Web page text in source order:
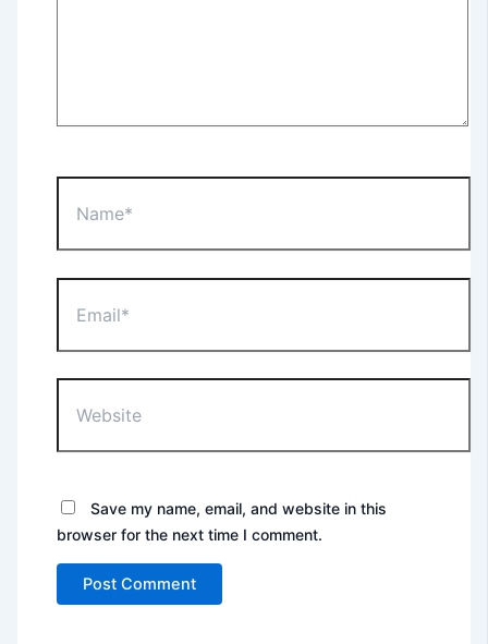
Save my name, email, and website in this
browser for the next time I comment.